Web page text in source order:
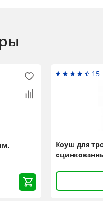
15
Коуш для